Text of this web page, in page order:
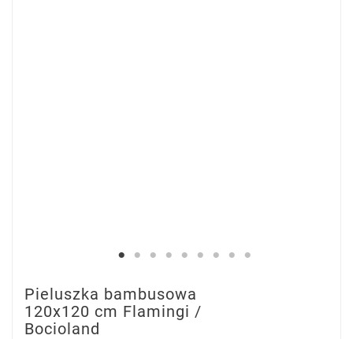
Pieluszka bambusowa
120x120 cm Flamingi /
Bocioland